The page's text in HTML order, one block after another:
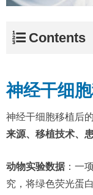
Contents
神经干细
神经干细胞移植后
来源、移植技术、
动物实验数据：一
究，将绿色荧光蛋